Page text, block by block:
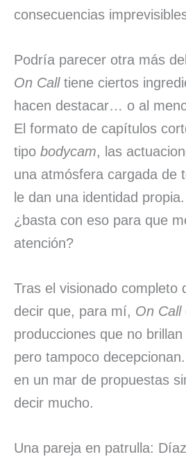
consecuencias
Podría parecer otra más
On Calltiene ciertos
hacen destacar… o al
El formato de capítulos
tipo bodycam, las
una atmósfera cargada de
le dan una identidad
¿basta con eso para que
atención?
Tras el visionado completo
decir que, para mí, On Call
producciones que no
pero tampoco
en un mar de propuestas
decir mucho.
Una pareja en patrulla: